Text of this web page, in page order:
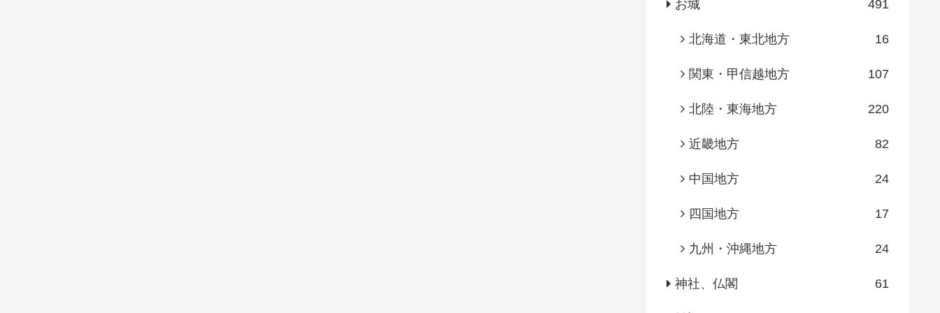
お城 491
北海道・東北地方 16
関東・甲信越地方 107
北陸・東海地方 220
近畿地方 82
中国地方 24
四国地方 17
九州・沖縄地方 24
神社、仏閣 61